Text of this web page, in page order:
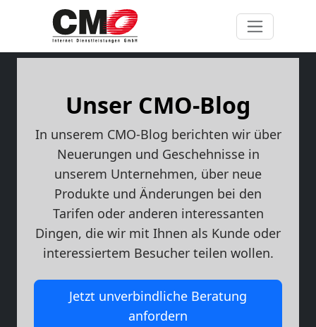
Unser CMO-Blog
In unserem CMO-Blog berichten wir über
Neuerungen und Geschehnisse in
unserem Unternehmen, über neue
Produkte und Änderungen bei den
Tarifen oder anderen interessanten
Dingen, die wir mit Ihnen als Kunde oder
interessiertem Besucher teilen wollen.
Jetzt unverbindliche Beratung
anfordern